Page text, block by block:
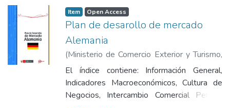
y Transporte de Mercaderías,Canales de
Comercialización, Tendencias del
Consumidor y Características del Mercado,
Priorización de Productos, Oportunidades
Comerciales para Productos Peruanos, Plan
de Acción, Principales Ferias en Bolivia y
Fuentes de Información.
Item Open Access
Plan de desarollo de mercado
Alemania
(Ministerio de Comercio Exterior y Turismo,
2019)Ministerio de Comercio Exterior y
Turismo
El índice contiene: Información General,
Indicadores Macroeconómicos, Cultura de
Negocios, Intercambio Comercial Perú -